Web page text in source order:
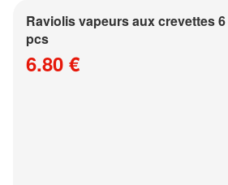
Raviolis vapeurs aux crevettes 6
pcs
6.80 €